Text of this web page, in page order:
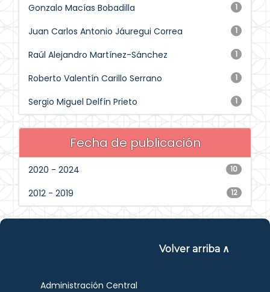
1
Gonzalo Macías Bobadilla
1
Juan Carlos Antonio Jáuregui Correa
1
Raúl Alejandro Martínez-Sánchez
1
Roberto Valentín Carillo Serrano
1
Sergio Miguel Delfín Prieto
Fecha de publicación
10
2020 - 2024
12
2012 - 2019
Volver arriba ∧
Administración Central